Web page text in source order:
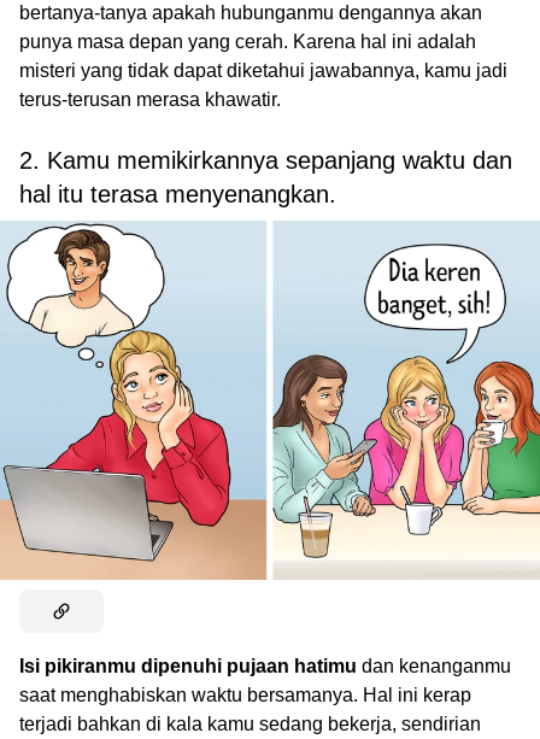
bertanya-tanya apakah hubunganmu dengannya akan
punya masa depan yang cerah. Karena hal ini adalah
misteri yang tidak dapat diketahui jawabannya, kamu jadi
terus-terusan merasa khawatir.
2. Kamu memikirkannya sepanjang waktu dan
hal itu terasa menyenangkan.
Isi pikiranmu dipenuhi pujaan hatimu dan kenanganmu
saat menghabiskan waktu bersamanya. Hal ini kerap
terjadi bahkan di kala kamu sedang bekerja, sendirian